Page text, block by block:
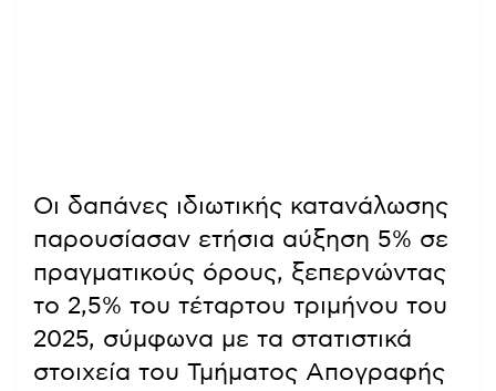
Οι δαπάνες ιδιωτικής κατανάλωσης
παρουσίασαν ετήσια αύξηση 5% σε
πραγματικούς όρους, ξεπερνώντας
το 2,5% του τέταρτου τριμήνου του
2025, σύμφωνα με τα στατιστικά
στοιχεία του Τμήματος Απογραφής